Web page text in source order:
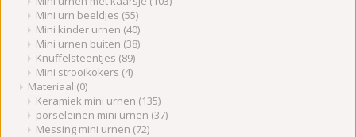
Mini urn beeldjes (55)
Mini kinder urnen (40)
Mini urnen buiten (38)
Knuffelsteentjes (89)
Mini strooikokers (4)
Materiaal (0)
Keramiek mini urnen (135)
porseleinen mini urnen (37)
Messing mini urnen (72)